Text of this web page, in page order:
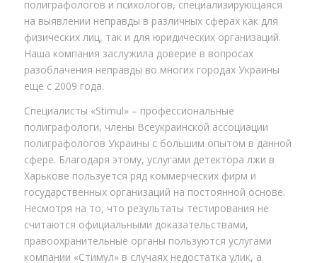
полиграфологов и психологов, специализирующаяся
на выявлении неправды в различных сферах как для
физических лиц, так и для юридических организаций.
Наша компания заслужила доверие в вопросах
разоблачения неправды во многих городах Украины
еще с 2009 года.
Специалисты «Stimul» – профессиональные
полиграфологи, члены Всеукраинской ассоциации
полиграфологов Украины с большим опытом в данной
сфере. Благодаря этому, услугами детектора лжи в
Харькове пользуется ряд коммерческих фирм и
государственных организаций на постоянной основе.
Несмотря на то, что результаты тестирования не
считаются официальными доказательствами,
правоохранительные органы пользуются услугами
компании «Стимул» в случаях недостатка улик, а